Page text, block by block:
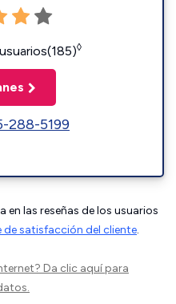
◊
288-5199
en las reseñas de los usuarios
de satisfacción del cliente.
Da clic aquípara